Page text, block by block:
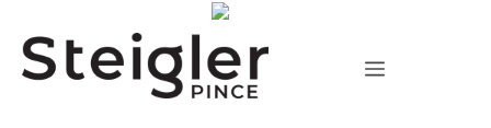
tartalomba
Menü